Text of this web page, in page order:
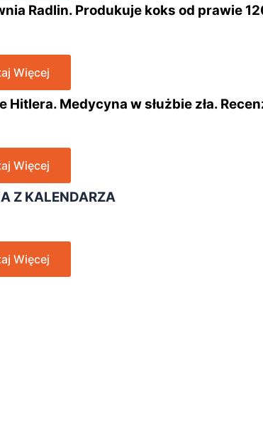
Radlin. Produkuje koks od prawie
Więcej
Hitlera. Medycyna w służbie zła.
Więcej
Z KALENDARZA
Więcej